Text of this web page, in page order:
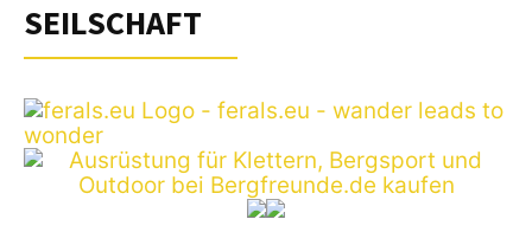
SEILSCHAFT